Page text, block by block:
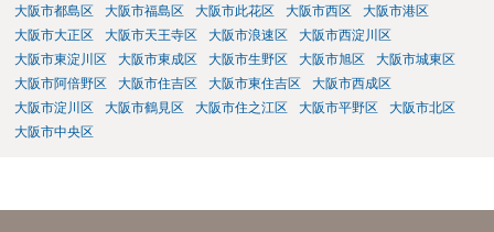
大阪市都島区
大阪市福島区 大阪市此花区 大阪市西区
大阪市港区
大阪市大正区
大阪市天王寺区 大阪市浪速区
大阪市西淀川区
大阪市東淀川区
大阪市東成区 大阪市生野区 大阪市旭区
大阪市城東区
大阪市阿倍野区
大阪市住吉区 大阪市東住吉区
大阪市西成区
大阪市淀川区
大阪市鶴見区 大阪市住之江区 大阪市平野区
大阪市北区
大阪市中央区